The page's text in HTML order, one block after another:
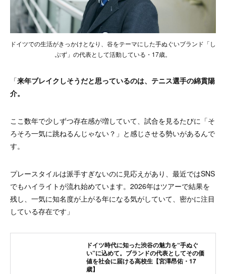
ドイツでの生活がきっかけとなり、谷をテーマにした手ぬぐいブランド「し
ぶず」の代表として活動している・17歳。
「来年ブレイクしそうだと思っているのは、テニス選手の綿貫陽
介。
ここ数年で少しずつ存在感が増していて、試合を見るたびに「そ
ろそろ一気に跳ねるんじゃない？」と感じさせる勢いがあるんで
す。
プレースタイルは派手すぎないのに見応えがあり、最近ではSNS
でもハイライトが流れ始めています。2026年はツアーで結果を
残し、一気に知名度が上がる年になる気がしていて、密かに注目
している存在です」
ドイツ時代に知った渋谷の魅力を“手ぬぐ
い”に込めて。ブランドの代表としてその価
値を社会に届ける高校生【宮澤昂佑・17
歳】